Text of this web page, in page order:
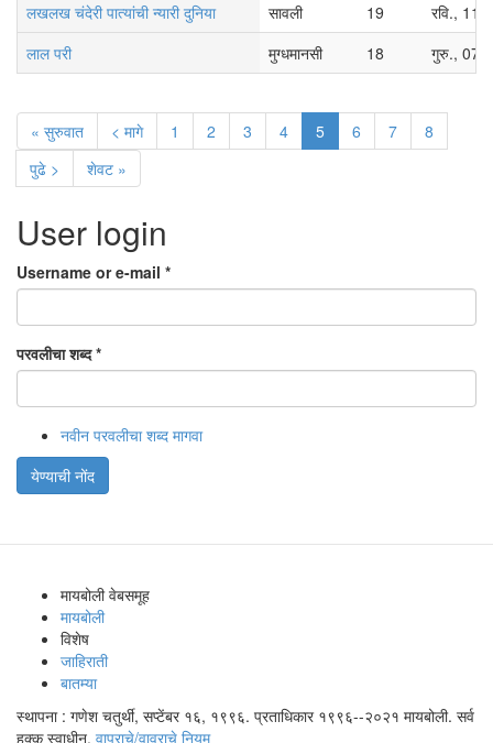
लखलख चंदेरी पात्यांची न्यारी दुनिया
सावली 19
रवि.,
लाल परी
मुग्धमानसी 18 गुरु., 07/
« सुरुवात < मागे 1 2 3 4 5 6 7
8
पुढे >
शेवट »
User login
Username or e-mail *
परवलीचा शब्द*
नवीन परवलीचा शब्द मागवा
येण्याची नोंद
मायबोली वेबसमूह
मायबोली
विशेष
जाहिराती
बातम्या
स्थापना : गणेश चतुर्थी, सप्टेंबर १६, १९९६. प्रताधिकार १९९६--२०२१ मायबोली. सर्व
हक्क स्वाधीन. वापराचे/वावराचे नियम